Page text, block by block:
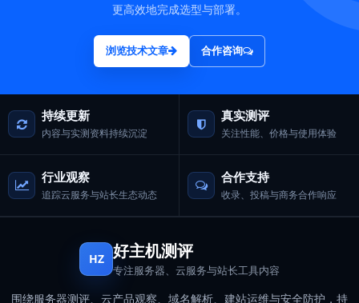
更高效地完成选型与部署。
浏览技术文章 合作咨询
持续更新
内容与实测资料持续沉淀
真实测评
关注性能、价格与使用体验
行业观察
追踪云服务与站长生态动态
合作支持
收录、投稿与商务合作响应
HZ 好主机测评
专注服务器、云服务与站长工具内容
围绕服务器测评、云产品观察、域名解析、建站运维与安全防护，持